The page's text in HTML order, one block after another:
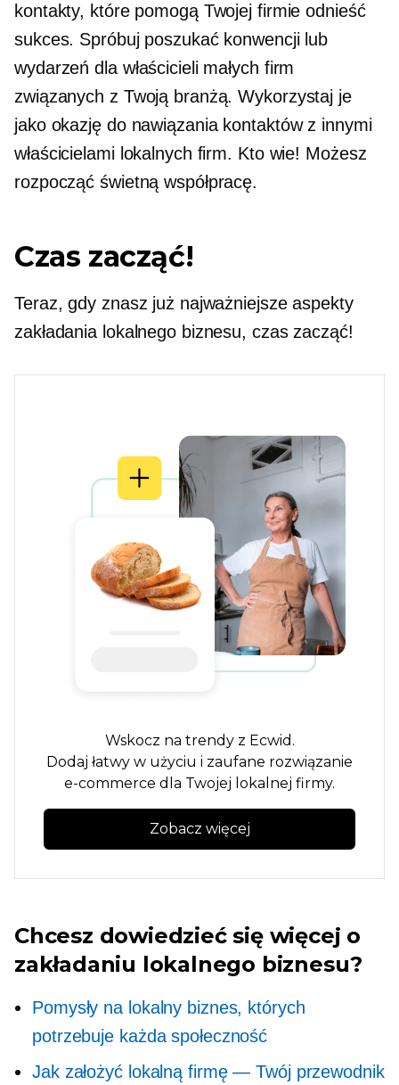
kontakty, które pomogą Twojej firmie odnieść
sukces. Spróbuj poszukać konwencji lub
wydarzeń dla właścicieli małych firm
związanych z Twoją branżą. Wykorzystaj je
jako okazję do nawiązania kontaktów z innymi
właścicielami lokalnych firm. Kto wie! Możesz
rozpocząć świetną współpracę.
Czas zacząć!
Teraz, gdy znasz już najważniejsze aspekty
zakładania lokalnego biznesu, czas zacząć!
Wskocz na trendy z Ecwid.
Dodaj łatwy w użyciu i zaufane rozwiązanie
e-commerce dla Twojej lokalnej firmy.
Zobacz więcej
Chcesz dowiedzieć się więcej o
zakładaniu lokalnego biznesu?
Pomysły na lokalny biznes, których
potrzebuje każda społeczność
Jak założyć lokalną firmę — Twój przewodnik